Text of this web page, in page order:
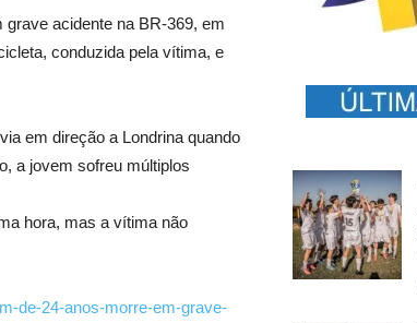
acidente na BR-369, em
conduzida pela vítima, e
em direção a Londrina quando
a jovem sofreu múltiplos
hora, mas a vítima não
de-24-anos-morre-em-grave-